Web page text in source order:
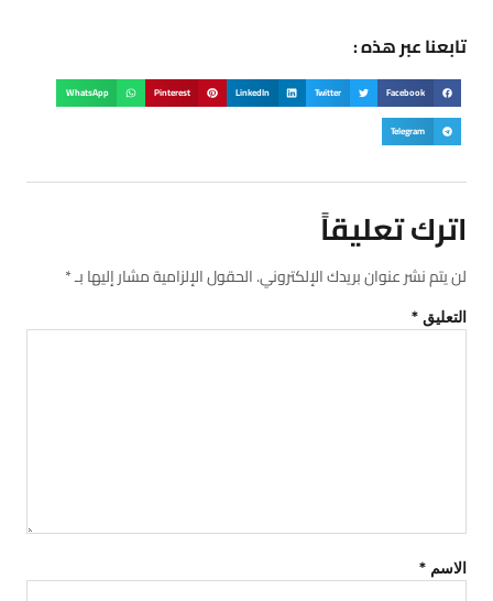
تابعنا عبر هذه :
Facebook
Twitter
LinkedIn
Pinterest
WhatsApp
Telegram
اترك تعليقاً
لن يتم نشر عنوان بريدك الإلكتروني.الحقول الإلزامية مشار إليها بـ*
التعليق *
الاسم *